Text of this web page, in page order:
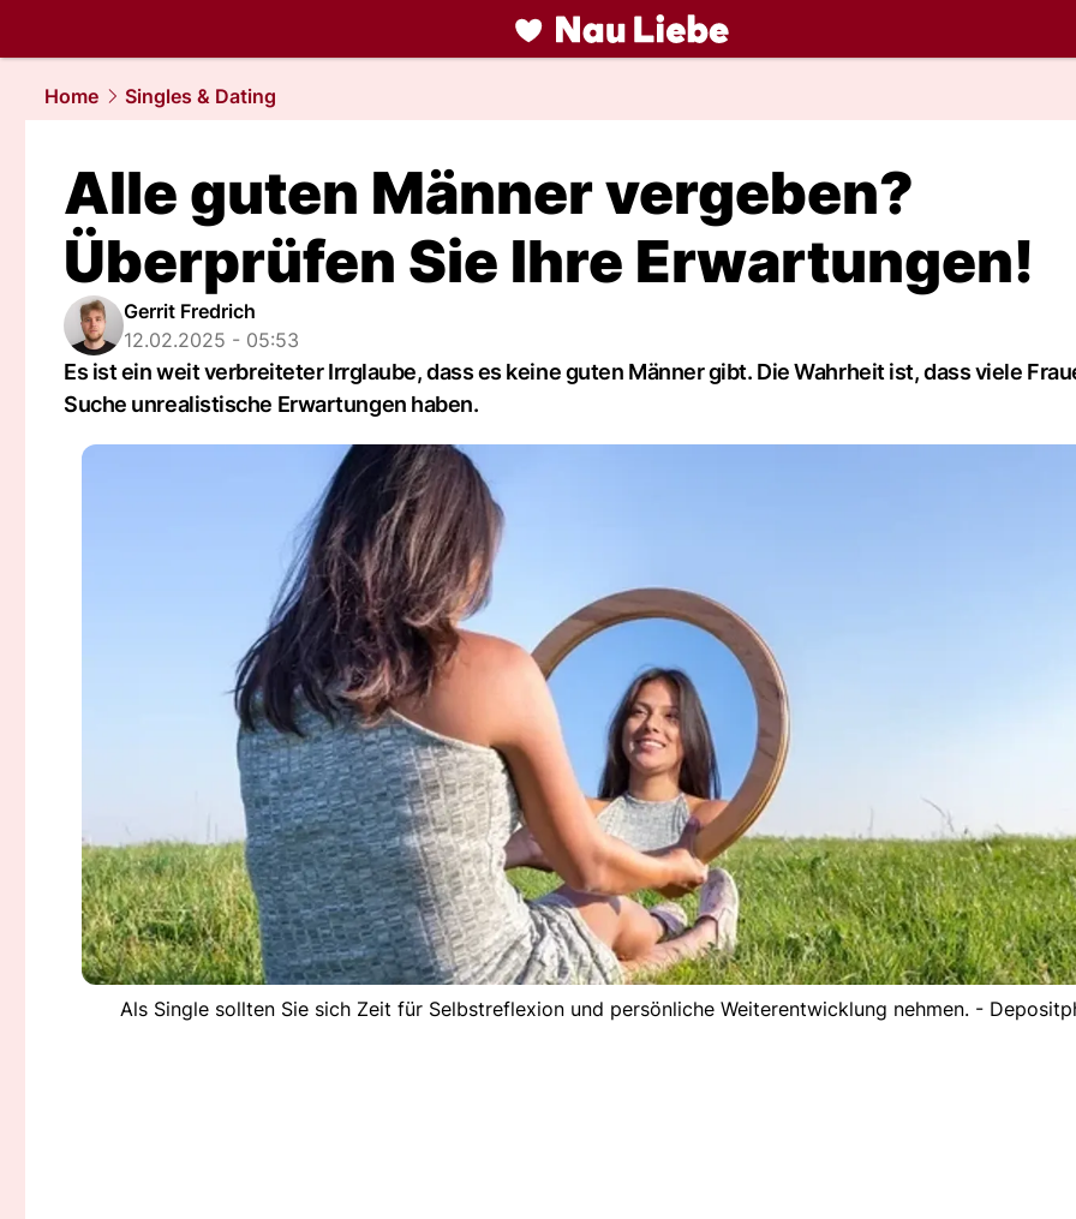
liebe.NAU.ch
Home
Singles & Dating
Alle guten Männer vergeben?
Überprüfen Sie Ihre Erwartungen!
Gerrit Fredrich
12.02.2025 - 05:53
Es ist ein weit verbreiteter Irrglaube, dass es keine guten Männer gibt. Die Wahrheit ist, dass viele
Suche unrealistische Erwartungen haben.
Als Single sollten Sie sich Zeit für Selbstreflexion und persönliche Weiterentwicklung nehmen. -